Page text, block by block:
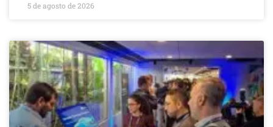
5 de agosto de 2026